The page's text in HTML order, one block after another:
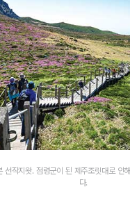
선작지왓. 점령군이 된 제주조릿대로 인
다.